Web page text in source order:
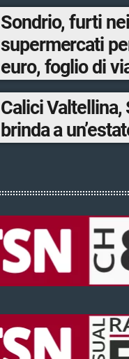
Sondrio, furti nei
supermercati
euro, foglio di
ventinovenne
Calici Valtellina,
brinda a